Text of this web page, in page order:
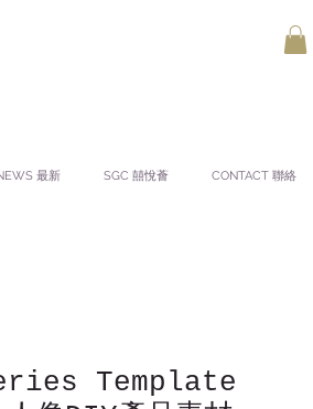
最新 SGC 囍悅薈 CONTACT 聯絡
Template